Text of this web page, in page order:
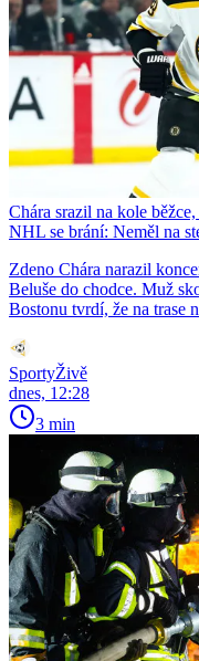
Chára srazil na kole
NHL se brání: Neměl na
Zdeno Chára narazil
Beluše do chodce. Muž
Bostonu tvrdí, že na trase
SportyŽivě
dnes, 12:28
3 min